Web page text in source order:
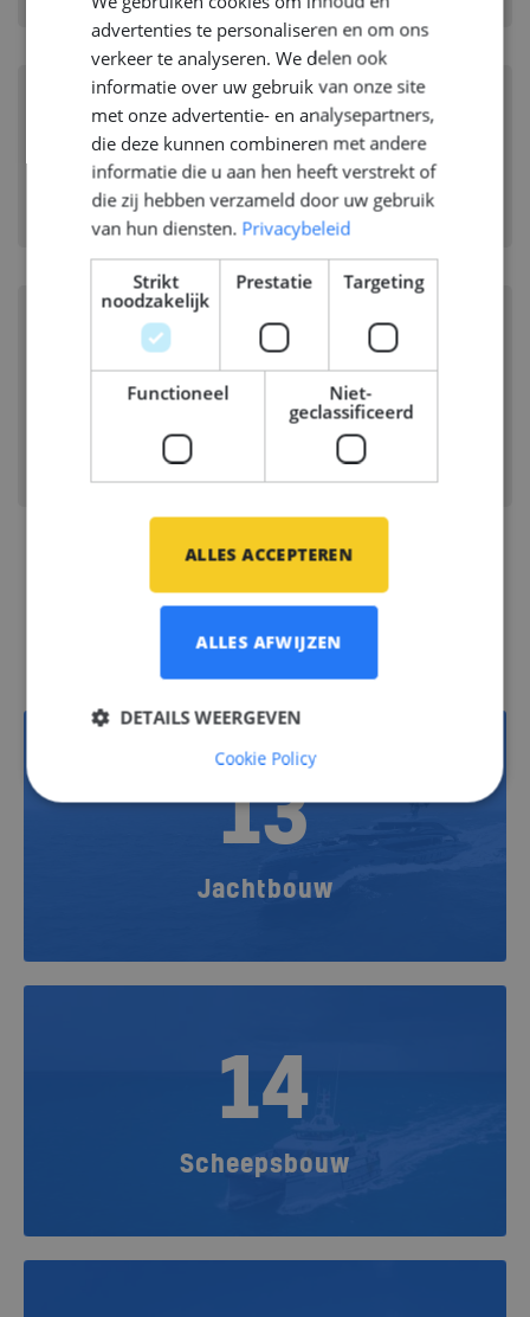
Structural Engineer (m/w/d)
PAPENBURG, DUITSLAND
Disciplines:
Structural
Senior Structural Hull Engineer
(FEA)
ROTTERDAM, NEDERLAND
Offshore Energy
Vacatures
13
Jachtbouw
14
Scheepsbouw
advertenties te personaliseren en om ons
verkeer te analyseren. We delen ook
informatie over uw gebruik van onze site
met onze advertentie- en analysepartners,
die deze kunnen combineren met andere
informatie die u aan hen heeft verstrekt of
die zij hebben verzameld door uw gebruik
van hun diensten. Privacybeleid
Strikt
noodzakelijk
Prestatie Targeting
Functioneel
Niet-
geclassificeerd
ALLES ACCEPTEREN
ALLES AFWIJZEN
DETAILS WEERGEVEN
Cookie Policy